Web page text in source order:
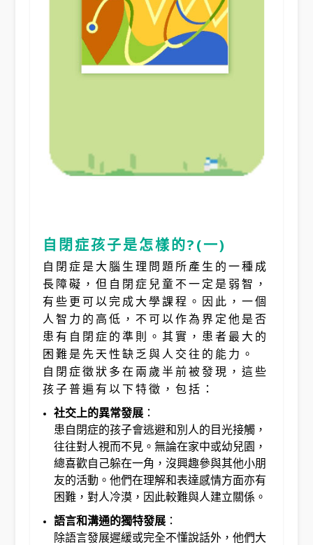
自閉症孩子是怎樣的?(一)
自閉症是大腦生理問題所產生的一種成
長障礙，但自閉症兒童不一定是弱智，
有些更可以完成大學課程。因此，一個
人智力的高低，不可以作為界定他是否
患有自閉症的準則。其實，患者最大的
困難是先天性缺乏與人交往的能力。
自閉症徵狀多在兩歲半前被發現，這些
孩子普遍有以下特徵，包括：
社交上的異常發展：
患自閉症的孩子會逃避和別人的目光接觸，
往往對人視而不見。無論在家中或幼兒園，
總喜歡自己躲在一角，沒興趣參與其他小朋
友的活動。他們在理解和表達感情方面亦有
困難，對人冷漠，因此較難與人建立關係。
語言和溝通的獨特發展：
除語言發展遲緩或完全不懂說話外，他們大